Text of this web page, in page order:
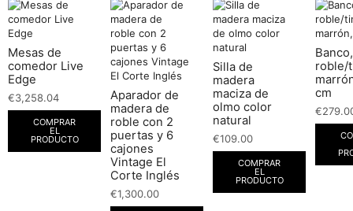
Mesas de
comedor Live
Edge
€3,258.04
COMPRAR
EL
PRODUCTO
Aparador de
madera de
roble con 2
puertas y 6
cajones
Vintage El
Corte Inglés
€1,300.00
Silla de
madera
maciza de
olmo color
natural
€109.00
COMPRAR
EL
PRODUCTO
roble/
cm
€